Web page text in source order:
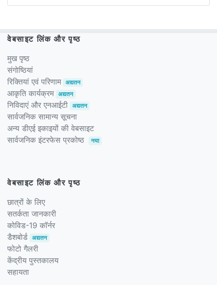
वेबसाइट लिंक और पृष्ठ
मुख पृष्ठ
संगोष्ठियां
रिक्तियां एवं परिणाम अद्यतन
आकृति कार्यक्रम अद्यतन
निविदाएं और एनआईटी अद्यतन
सार्वजनिक सामान्य सूचना
अन्य डीएई इकाइयों की वेबसाइट
सार्वजनिक इंटरफेस प्रकोष्ठ
नया
वेबसाइट लिंक और पृष्ठ
छात्रों के लिए
सतर्कता जानकारी
कोविड-19 कॉर्नर
डैशबोर्ड अद्यतन
फोटो गैलरी
केंद्रीय पुस्तकालय
सहायता